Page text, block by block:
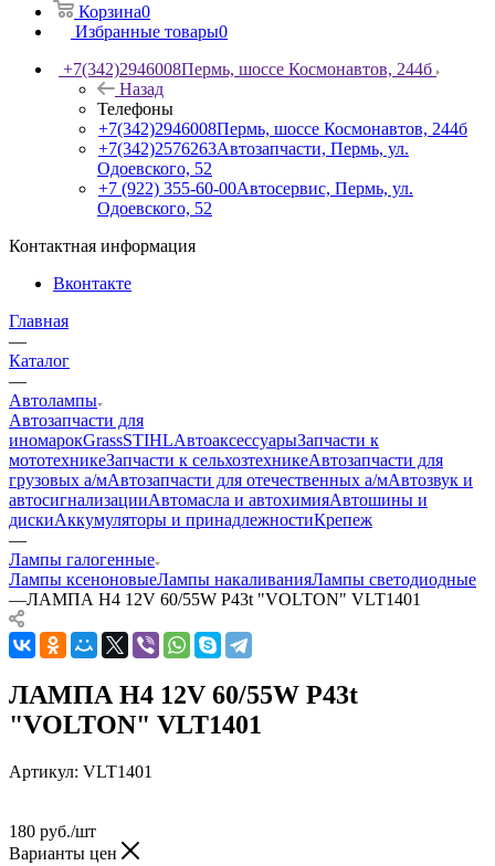
Корзина0
Избранные товары0
+7(342)2946008Пермь, шоссе Космонавтов, 244б
Назад
Телефоны
+7(342)2946008Пермь, шоссе Космонавтов, 244б
+7(342)2576263Автозапчасти, Пермь, ул.
Одоевского, 52
+7 (922) 355-60-00Автосервис, Пермь, ул.
Одоевского, 52
Контактная информация
Вконтакте
Главная
—
Каталог
—
Автолампы
Автозапчасти для
иномарокGrassSTIHLАвтоаксессуарыЗапчасти к
мототехникеЗапчасти к сельхозтехникеАвтозапчасти для
грузовых а/мАвтозапчасти для отечественных а/мАвтозвук и
автосигнализацииАвтомасла и автохимияАвтошины и
дискиАккумуляторы и принадлежностиКрепеж
—
Лампы галогенные
Лампы ксеноновыеЛампы накаливанияЛампы светодиодные
—ЛАМПА H4 12V 60/55W P43t "VOLTON" VLT1401
ЛАМПА H4 12V 60/55W P43t
"VOLTON" VLT1401
Артикул: VLT1401
180 руб./шт
Варианты цен